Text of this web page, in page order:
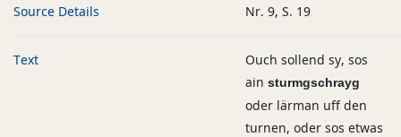
Source Details Nr. 9, S. 19
Text
Ouch sollend sy, sos
ain sturmgschrayg
oder lärman uff den
turnen, oder sos etwas